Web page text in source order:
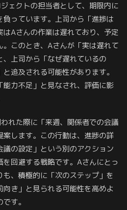
ェクトの担当者として、期限内に
っています。上司から「進捗は
はAさんの作業は遅れており、予定
このとき、Aさんが「実は遅れて
上司から「なぜ遅れているの
追及される可能性があります。
能力不足」と見なされ、評価に影
れた際に「来週、関係者での会議
します。この行動は、進捗の詳
の設定」という別のアクション
回避する戦略です。Aさんにとっ
、積極的に「次のステップ」を
き」と見られる可能性を高めよ
す。